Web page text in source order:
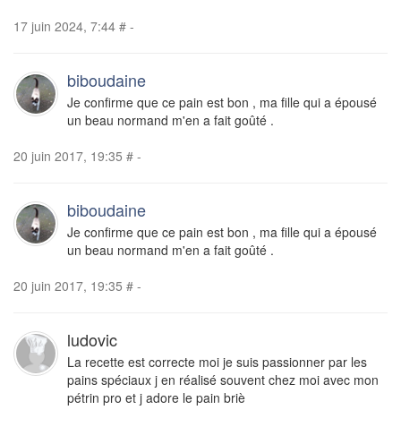
17 juin 2024, 7:44 # -
biboudaine
Je confirme que ce pain est bon , ma fille qui a épousé
un beau normand m'en a fait goûté .
20 juin 2017, 19:35 # -
biboudaine
Je confirme que ce pain est bon , ma fille qui a épousé
un beau normand m'en a fait goûté .
20 juin 2017, 19:35 # -
ludovic
La recette est correcte moi je suis passionner par les
pains spéciaux j en réalisé souvent chez moi avec mon
pétrin pro et j adore le pain briè